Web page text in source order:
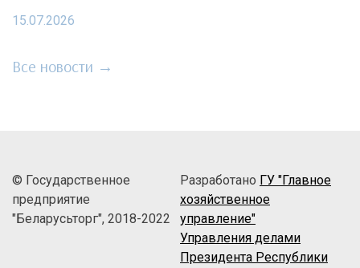
15.07.2026
Все новости →
© Государственное
предприятие
"Беларусьторг", 2018-2022
Разработано ГУ "Главное
хозяйственное
управление"
Управления делами
Президента Республики